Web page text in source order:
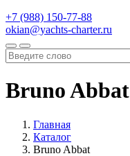
+7 (988) 150-77-88
okian@yachts-charter.ru
Bruno Abbat
Главная
Каталог
Bruno Abbat